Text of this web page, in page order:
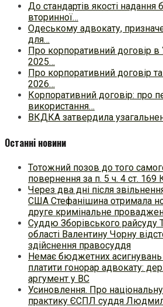
До стандартів якості надання
вторинної…
Одеському адвокату,
для…
Про корпоративний договір в
2025…
Про корпоративний договір
2026…
Корпоративний договір: про
використання…
ВКДКА затвердила
Останні новини
Тотожний позов до того
повернення за п. 5 ч. 4 ст. 169
Через два дні після
США Стефанішина отримала
друге кримінальне
Суддю Зборівського райсуду
області Валентину Чорну
здійснення правосуддя
Немає бюджетних асигнувань
платити гонорар адвокату:
аргумент у ВС
Усиновлення. Про
практику ЄСПЛ суддя